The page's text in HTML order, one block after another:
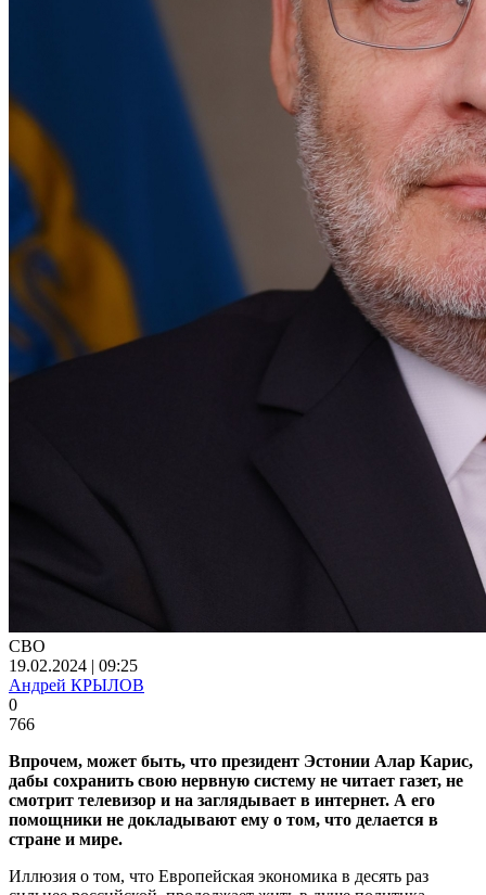
СВО
19.02.2024 | 09:25
Андрей КРЫЛОВ
0
766
Впрочем, может быть, что президент Эстонии Алар Карис,
дабы сохранить свою нервную систему не читает газет, не
смотрит телевизор и на заглядывает в интернет. А его
помощники не докладывают ему о том, что делается в
стране и мире.
Иллюзия о том, что Европейская экономика в десять раз